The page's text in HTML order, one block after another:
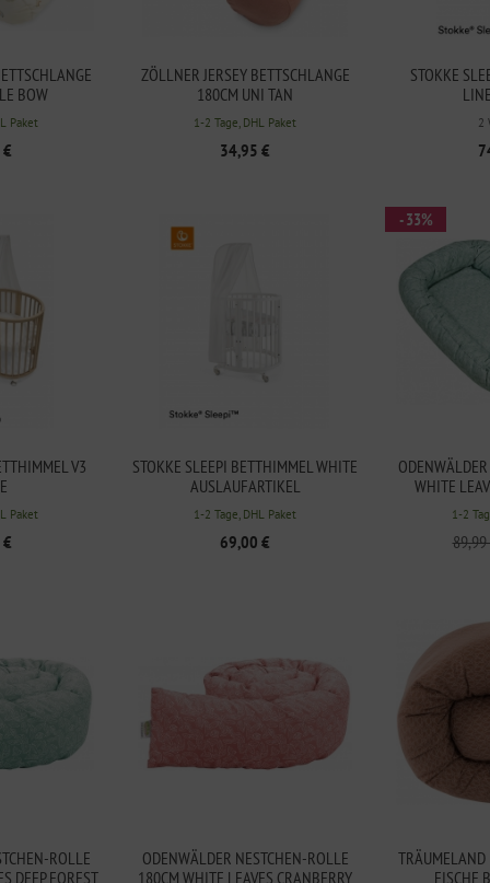
BOW
Paket
ZÖLLNER JERSEY BETTSCHLANGE
180CM UNI TAN
1-2 Tage, DHL Paket
34,95 €
STOKKE
2
V3
Paket
STOKKE SLEEPI BETTHIMMEL WHITE
AUSLAUFARTIKEL
1-2 Tage, DHL Paket
69,00 €
WHITE
1-2
89,99
- 33%
ROLLE
DEEP FOREST
ODENWÄLDER NESTCHEN-ROLLE
180CM WHITE LEAVES CRANBERRY
FISCHE